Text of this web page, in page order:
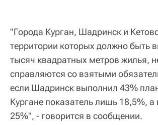
"Города Курган, Шадринск и
территории которых должно быть
тысяч квадратных метров жилья,
справляются со взятыми
если Шадринск выполнил 43%
Кургане показатель лишь 18,5%, а
25%", - говорится в сообщении.